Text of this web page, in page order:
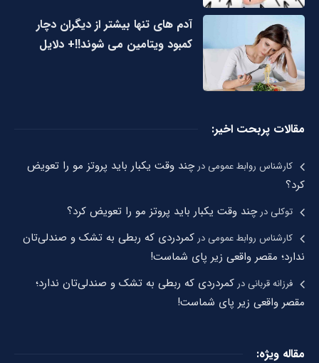
آدم های تنها بیشتر از دیگران دچار
کمبود ویتامین می شوند!!+ دلایل
مقالات پربحت اخیر:
کارشناس روابط عمومیدرچند وقت یکبار باید پروتز مو را تعویض
کرد؟
توکلیدرچند وقت یکبار باید پروتز مو را تعویض کرد؟
کارشناس روابط عمومیدر کمردردی که ربطی به تشک و صندلی‌تان
ندارد؛ مقصر واقعی زیر پای شماست!
فرزانه قربانیدر کمردردی که ربطی به تشک و صندلی‌تان ندارد؛
مقصر واقعی زیر پای شماست!
مقاله ویژه: